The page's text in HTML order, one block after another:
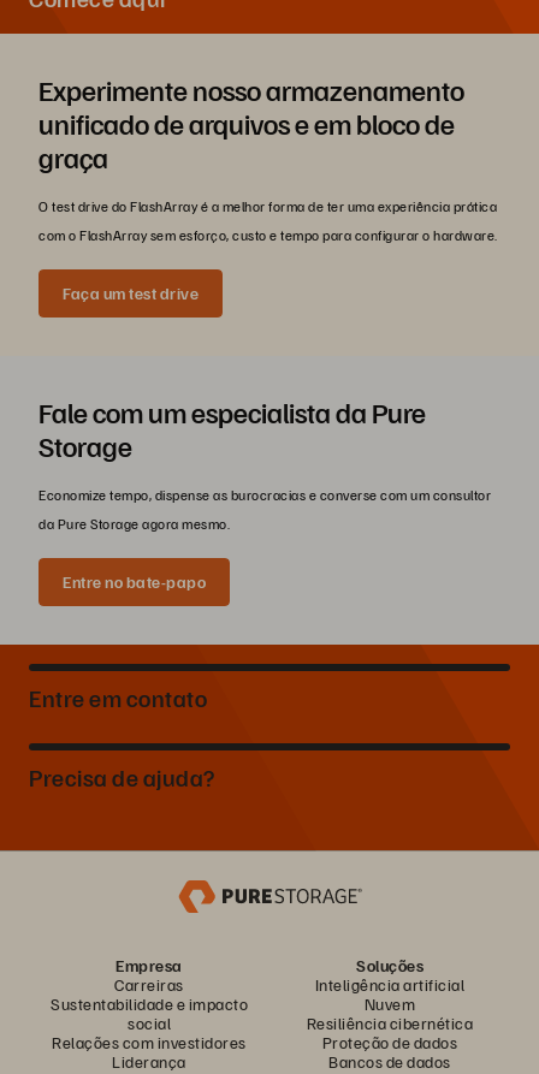
Experimente nosso armazenamento
unificado de arquivos e em bloco de
graça
O test drive do FlashArray é a melhor forma de ter uma experiência prática
com o FlashArray sem esforço, custo e tempo para configurar o hardware.
Faça um test drive
Fale com um especialista da Pure
Storage
Economize tempo, dispense as burocracias e converse com um consultor
da Pure Storage agora mesmo.
Entre no bate-papo
Entre em contato
Precisa de ajuda?
Empresa
Carreiras
Sustentabilidade e impacto
social
Relações com investidores
Liderança
Soluções
Inteligência artificial
Nuvem
Resiliência cibernética
Proteção de dados
Bancos de dados